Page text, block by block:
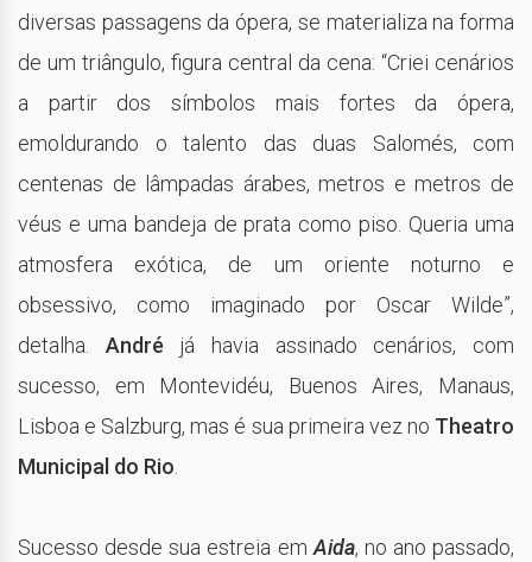
diversas passagens da ópera, se materializa na forma
de um triângulo, figura central da cena: “Criei cenários
a partir dos símbolos mais fortes da ópera,
emoldurando o talento das duas Salomés, com
centenas de lâmpadas árabes, metros e metros de
véus e uma bandeja de prata como piso. Queria uma
atmosfera exótica, de um oriente noturno e
obsessivo, como imaginado por Oscar Wilde”,
detalha. André já havia assinado cenários, com
sucesso, em Montevidéu, Buenos Aires, Manaus,
Lisboa e Salzburg, mas é sua primeira vez no Theatro
Municipal do Rio
Sucesso desde sua estreia em Aida, no ano passado,